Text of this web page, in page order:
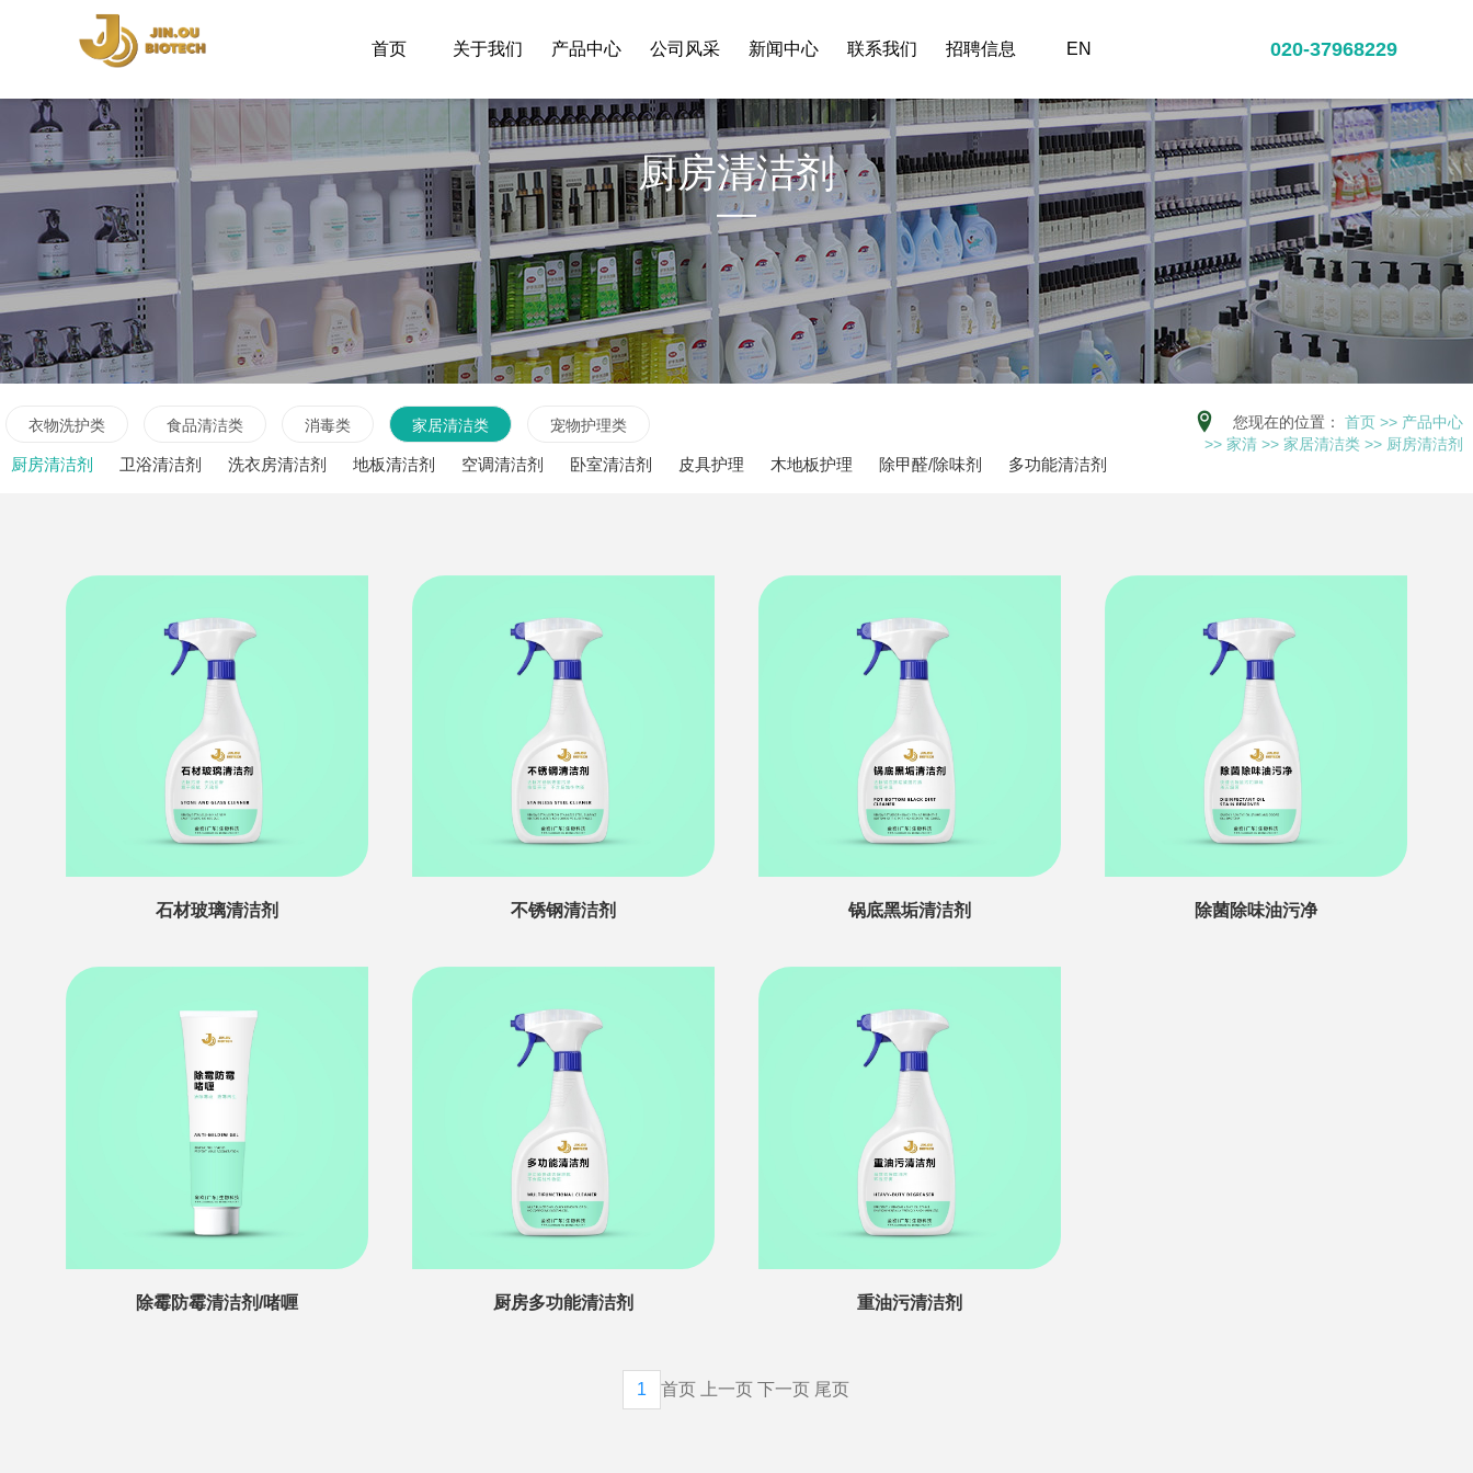
首页 关于我们
公司简介
荣誉资质
合作客户
企业文化
产品中心
家清
包材
公司风采 新闻中心
公司新闻
行业资讯
常见问题
联系我们 招聘信息 EN 020-37968229
厨房清洁剂
衣物洗护类 食品清洁类 消毒类 家居清洁类
厨房清洁剂 卫浴清洁剂 洗衣房清洁剂 地板清洁剂 空调清洁剂 卧室清洁剂 皮具护理 木地板护理 除甲醛/除味剂 多功能清洁剂
宠物护理类 您现在的位置： 首页 >> 产品中心
>>家清 >>家居清洁类 >> 厨房清洁剂
石材玻璃清洁剂 不锈钢清洁剂 锅底黑垢清洁剂 除菌除味油污净
除霉防霉清洁剂/啫喱 厨房多功能清洁剂 重油污清洁剂
首页 上一页
1 下一页 尾页